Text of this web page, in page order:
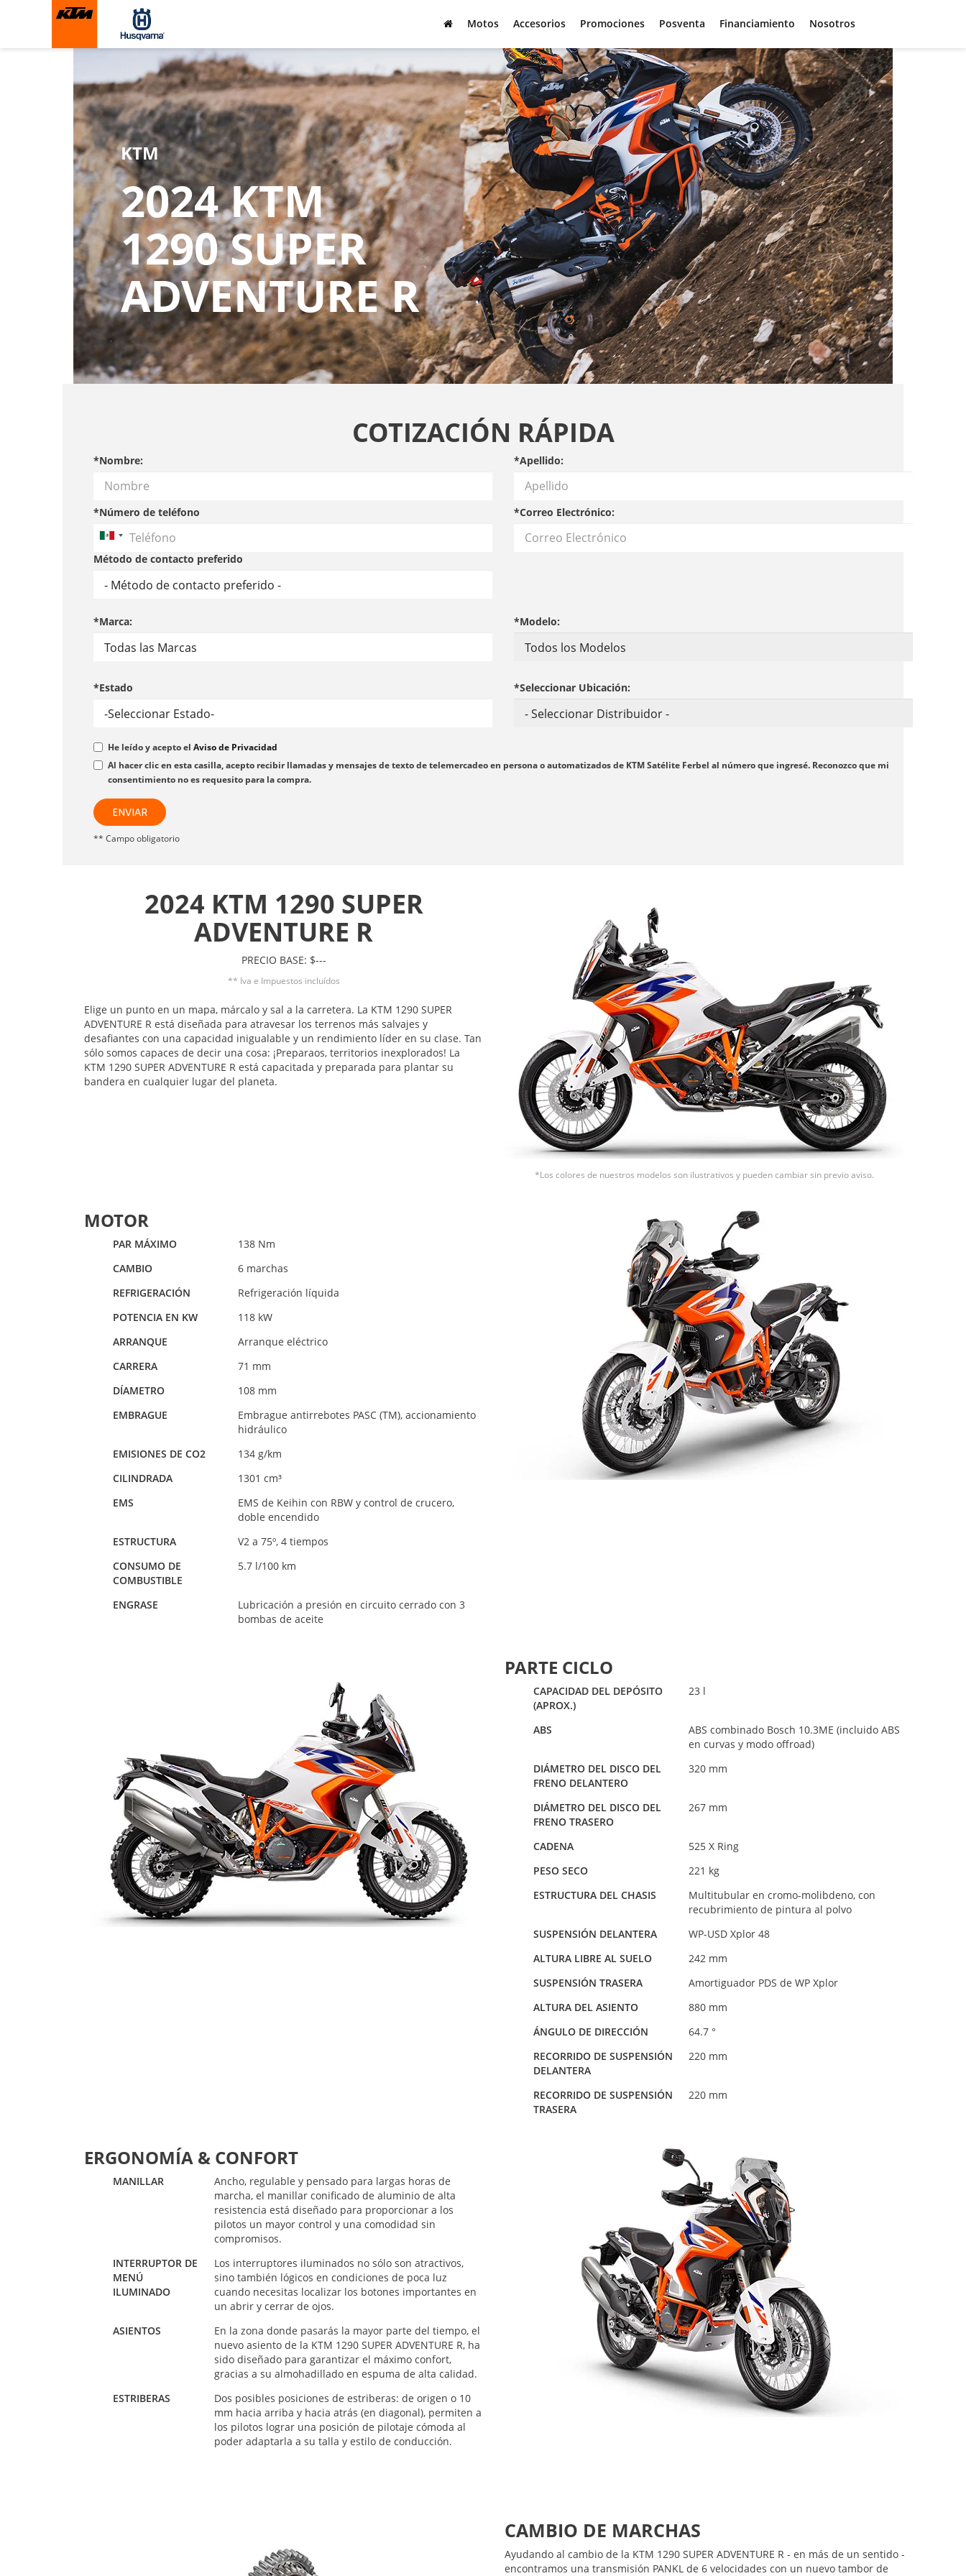
Motos Accesorios Promociones Posventa Financiamiento Nosotros
KTM
2024 KTM
1290 SUPER
ADVENTURE R
COTIZACIÓN RÁPIDA
*Nombre: *Apellido:
*Número de teléfono *Correo Electrónico:
Método de contacto preferido
*Marca: *Modelo:
*Estado *Seleccionar Ubicación:
He leído y acepto el Aviso de Privacidad
Al hacer clic en esta casilla, acepto recibir llamadas y mensajes de texto de telemercadeo en persona o automatizados de KTM Satélite Ferbel al número que ingresé. Reconozco que mi
consentimiento no es requesito para la compra.
ENVIAR
** Campo obligatorio
2024 KTM 1290 SUPER
ADVENTURE R
PRECIO BASE: $---
** Iva e Impuestos incluídos
Elige un punto en un mapa, márcalo y sal a la carretera. La KTM 1290 SUPER
ADVENTURE R está diseñada para atravesar los terrenos más salvajes y
desafiantes con una capacidad inigualable y un rendimiento líder en su clase. Tan
sólo somos capaces de decir una cosa: ¡Preparaos, territorios inexplorados! La
KTM 1290 SUPER ADVENTURE R está capacitada y preparada para plantar su
bandera en cualquier lugar del planeta.
*Los colores de nuestros modelos son ilustrativos y pueden cambiar sin previo aviso.
MOTOR
PAR MÁXIMO
138 Nm
CAMBIO
6 marchas
REFRIGERACIÓN
Refrigeración líquida
POTENCIA EN KW
118 kW
ARRANQUE
Arranque eléctrico
CARRERA
71 mm
DÍAMETRO
108 mm
EMBRAGUE
Embrague antirrebotes PASC (TM), accionamiento
hidráulico
EMISIONES DE CO2
134 g/km
CILINDRADA
1301 cm³
EMS
EMS de Keihin con RBW y control de crucero,
doble encendido
ESTRUCTURA
V2 a 75º, 4 tiempos
CONSUMO DE
COMBUSTIBLE
5.7 l/100 km
ENGRASE
Lubricación a presión en circuito cerrado con 3
bombas de aceite
PARTE CICLO
CAPACIDAD DEL DEPÓSITO
(APROX.)
23 l
ABS
ABS combinado Bosch 10.3ME (incluido ABS
en curvas y modo offroad)
DIÁMETRO DEL DISCO DEL
FRENO DELANTERO
320 mm
DIÁMETRO DEL DISCO DEL
FRENO TRASERO
267 mm
CADENA
525 X Ring
PESO SECO
221 kg
ESTRUCTURA DEL CHASIS
Multitubular en cromo-molibdeno, con
recubrimiento de pintura al polvo
SUSPENSIÓN DELANTERA
WP-USD Xplor 48
ALTURA LIBRE AL SUELO
242 mm
SUSPENSIÓN TRASERA
Amortiguador PDS de WP Xplor
ALTURA DEL ASIENTO
880 mm
ÁNGULO DE DIRECCIÓN
64.7 °
RECORRIDO DE SUSPENSIÓN
DELANTERA
220 mm
RECORRIDO DE SUSPENSIÓN
TRASERA
220 mm
ERGONOMÍA & CONFORT
MANILLAR
Ancho, regulable y pensado para largas horas de
marcha, el manillar conificado de aluminio de alta
resistencia está diseñado para proporcionar a los
pilotos un mayor control y una comodidad sin
compromisos.
INTERRUPTOR DE
MENÚ
ILUMINADO
Los interruptores iluminados no sólo son atractivos,
sino también lógicos en condiciones de poca luz
cuando necesitas localizar los botones importantes en
un abrir y cerrar de ojos.
ASIENTOS
En la zona donde pasarás la mayor parte del tiempo, el
nuevo asiento de la KTM 1290 SUPER ADVENTURE R, ha
sido diseñado para garantizar el máximo confort,
gracias a su almohadillado en espuma de alta calidad.
ESTRIBERAS
Dos posibles posiciones de estriberas: de origen o 10
mm hacia arriba y hacia atrás (en diagonal), permiten a
los pilotos lograr una posición de pilotaje cómoda al
poder adaptarla a su talla y estilo de conducción.
CULATAS
Un elemento clave de la suave entrega de potencia del V-Twin a 75° lo encontramos
en sus avanzadas culatas DOHC de cuatro válvulas por cilindro. Estas combinan un